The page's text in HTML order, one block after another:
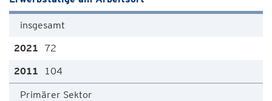
insgesamt
72
104
Primärer Sektor